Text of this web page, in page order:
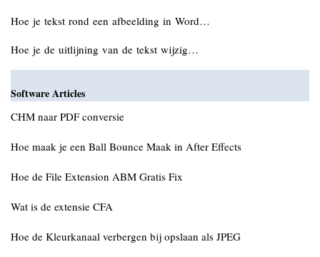
Hoe je tekst rond een afbeelding in Word…
Hoe je de uitlijning van de tekst wijzig…
Software Articles
CHM naar PDF conversie
Hoe maak je een Ball Bounce Maak in After Effects
Hoe de File Extension ABM Gratis Fix
Wat is de extensie CFA
Hoe de Kleurkanaal verbergen bij opslaan als JPEG